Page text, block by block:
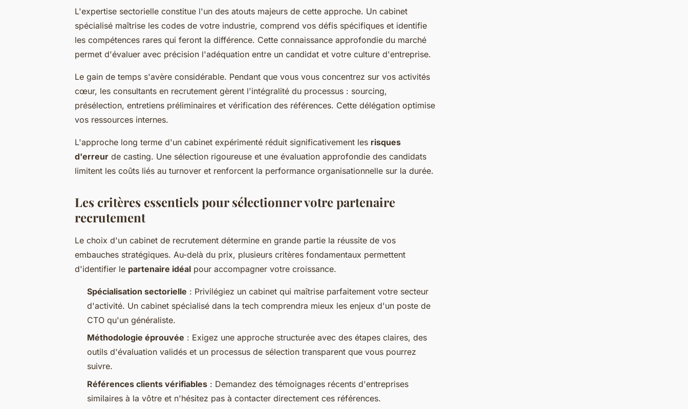
L'expertise sectorielle constitue l'un des atouts majeurs de cette approche. Un cabinet
spécialisé maîtrise les codes de votre industrie, comprend vos défis spécifiques et identifie
les compétences rares qui feront la différence. Cette connaissance approfondie du marché
permet d'évaluer avec précision l'adéquation entre un candidat et votre culture d'entreprise.
Le gain de temps s'avère considérable. Pendant que vous vous concentrez sur vos activités
cœur, les consultants en recrutement gèrent l'intégralité du processus : sourcing,
présélection, entretiens préliminaires et vérification des références. Cette délégation optimise
vos ressources internes.
L'approche long terme d'un cabinet expérimenté réduit significativement les risques
d'erreur de casting. Une sélection rigoureuse et une évaluation approfondie des candidats
limitent les coûts liés au turnover et renforcent la performance organisationnelle sur la durée.
Les critères essentiels pour sélectionner votre partenaire
recrutement
Le choix d'un cabinet de recrutement détermine en grande partie la réussite de vos
embauches stratégiques. Au-delà du prix, plusieurs critères fondamentaux permettent
d'identifier le partenaire idéal pour accompagner votre croissance.
Spécialisation sectorielle : Privilégiez un cabinet qui maîtrise parfaitement votre secteur
d'activité. Un cabinet spécialisé dans la tech comprendra mieux les enjeux d'un poste de
CTO qu'un généraliste.
Méthodologie éprouvée : Exigez une approche structurée avec des étapes claires, des
outils d'évaluation validés et un processus de sélection transparent que vous pourrez
suivre.
Références clients vérifiables : Demandez des témoignages récents d'entreprises
similaires à la vôtre et n'hésitez pas à contacter directement ces références.